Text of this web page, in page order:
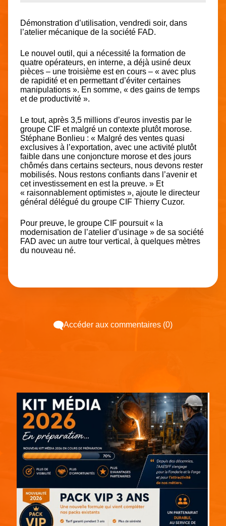
Démonstration d’utilisation, vendredi soir, dans
l’atelier mécanique de la société FAD.
Le nouvel outil, qui a nécessité la formation de
quatre opérateurs, en interne, a déjà usiné deux
pièces – une troisième est en cours – « avec plus
de rapidité et en permettant d’éviter certaines
manipulations ». En somme, « des gains de temps
et de productivité ».
Le tout, après 3,5 millions d’euros investis par le
groupe CIF et malgré un contexte plutôt morose.
Stéphane Bonlieu : « Malgré des ventes quasi
exclusives à l’exportation, avec une activité plutôt
faible dans une conjoncture morose et des jours
chômés dans certains secteurs, nous devons rester
mobilisés. Nous restons confiants dans l’avenir et
cet investissement en est la preuve. » Et
« raisonnablement optimistes », ajoute le directeur
général délégué du groupe CIF Thierry Cuzor.
Pour preuve, le groupe CIF poursuit « la
modernisation de l’atelier d’usinage » de sa société
FAD avec un autre tour vertical, à quelques mètres
du nouveau né.
Accéder aux commentaires (0)